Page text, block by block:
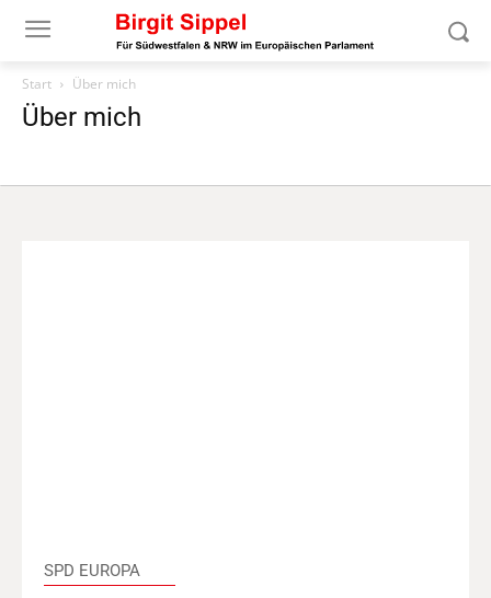
Start Über mich
Über mich
SPD EUROPA